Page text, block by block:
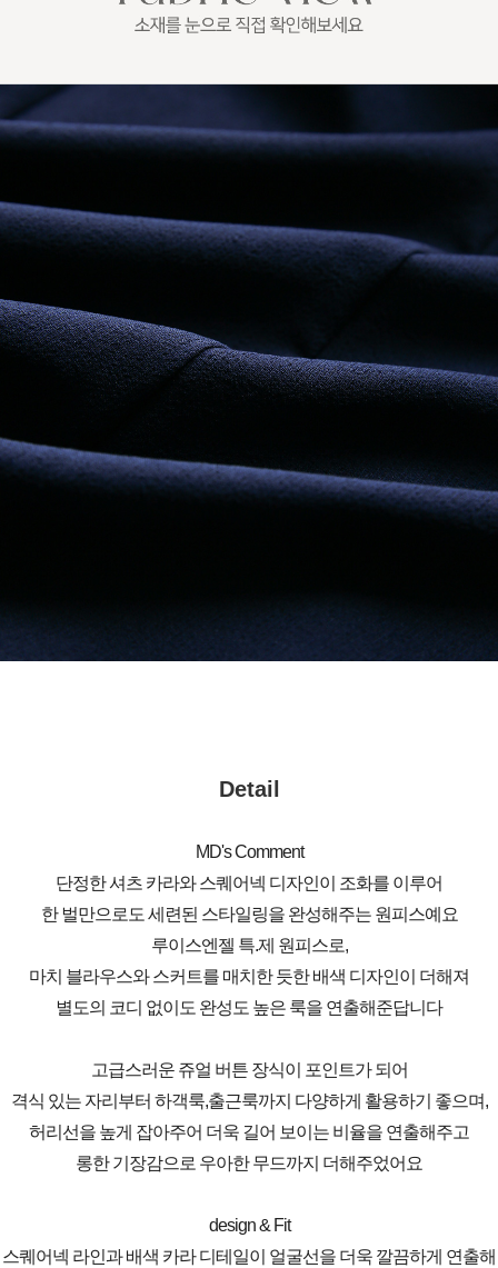
Detail
MD's Comment
단정한 셔츠 카라와 스퀘어넥 디자인이 조화를 이루어
한 벌만으로도 세련된 스타일링을 완성해주는 원피스예요
루이스엔젤 특.제 원피스로,
마치 블라우스와 스커트를 매치한 듯한 배색 디자인이 더해져
별도의 코디 없이도 완성도 높은 룩을 연출해준답니다
고급스러운 쥬얼 버튼 장식이 포인트가 되어
격식 있는 자리부터 하객룩,출근룩까지 다양하게 활용하기 좋으며,
허리선을 높게 잡아주어 더욱 길어 보이는 비율을 연출해주고
롱한 기장감으로 우아한 무드까지 더해주었어요
design & Fit
스퀘어넥 라인과 배색 카라 디테일이 얼굴선을 더욱 깔끔하게 연출해